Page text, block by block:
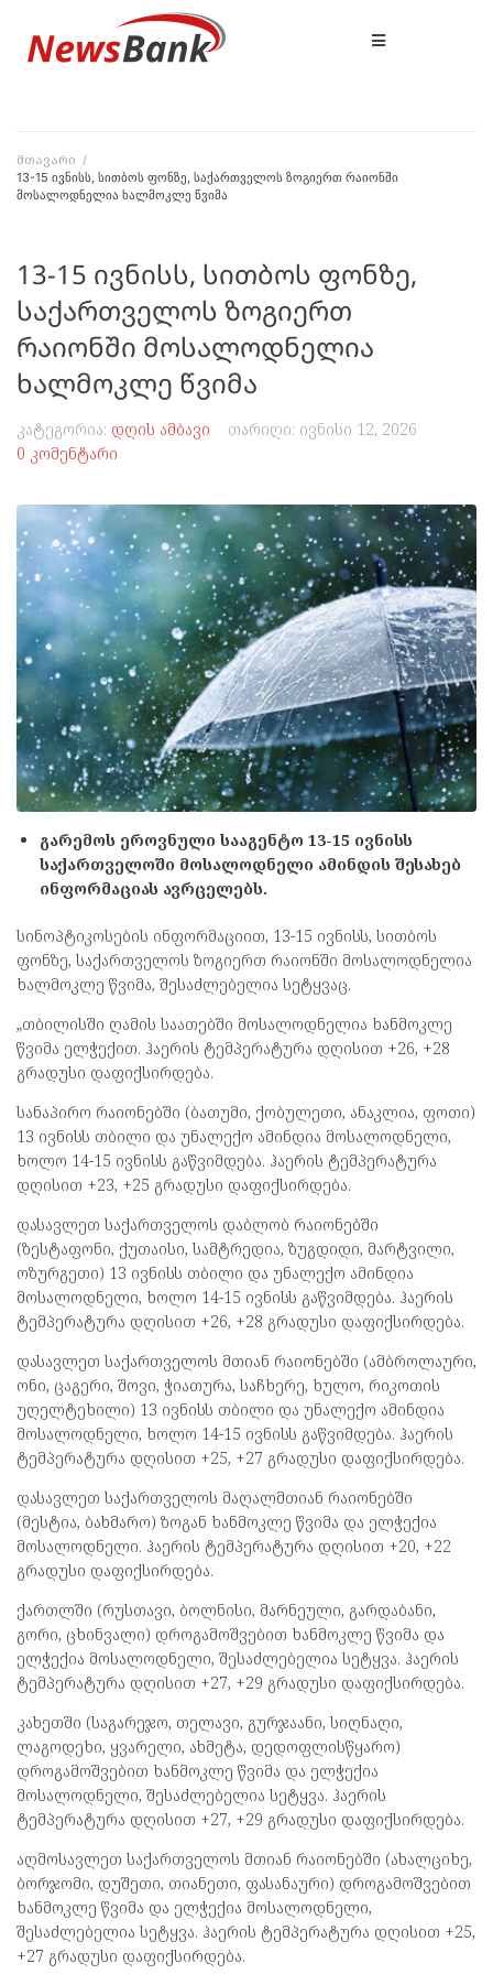
მთავარი /
13-15 ივნისს, სითბოს ფონზე, საქართველოს ზოგიერთ რაიონში
მოსალოდნელია ხალმოკლე წვიმა
13-15 ივნისს, სითბოს ფონზე,
საქართველოს ზოგიერთ
რაიონში მოსალოდნელია
ხალმოკლე წვიმა
კატეგორია: დღის ამბავი თარიღი: ივნისი 12, 2026
0 კომენტარი
გარემოს ეროვნული სააგენტო 13-15 ივნისს
საქართველოში მოსალოდნელი ამინდის შესახებ
ინფორმაციას ავრცელებს.
სინოპტიკოსების ინფორმაციით, 13-15 ივნისს, სითბოს
ფონზე, საქართველოს ზოგიერთ რაიონში მოსალოდნელია
ხალმოკლე წვიმა, შესაძლებელია სეტყვაც.
„თბილისში ღამის საათებში მოსალოდნელია ხანმოკლე
წვიმა ელჭექით. ჰაერის ტემპერატურა დღისით +26, +28
გრადუსი დაფიქსირდება.
სანაპირო რაიონებში (ბათუმი, ქობულეთი, ანაკლია, ფოთი)
13 ივნისს თბილი და უნალექო ამინდია მოსალოდნელი,
ხოლო 14-15 ივნისს გაწვიმდება. ჰაერის ტემპერატურა
დღისით +23, +25 გრადუსი დაფიქსირდება.
დასავლეთ საქართველოს დაბლობ რაიონებში
(ზესტაფონი, ქუთაისი, სამტრედია, ზუგდიდი, მარტვილი,
ოზურგეთი) 13 ივნისს თბილი და უნალექო ამინდია
მოსალოდნელი, ხოლო 14-15 ივნისს გაწვიმდება. ჰაერის
ტემპერატურა დღისით +26, +28 გრადუსი დაფიქსირდება.
დასავლეთ საქართველოს მთიან რაიონებში (ამბროლაური,
ონი, ცაგერი, შოვი, ჭიათურა, საჩხერე, ხულო, რიკოთის
უღელტეხილი) 13 ივნისს თბილი და უნალექო ამინდია
მოსალოდნელი, ხოლო 14-15 ივნისს გაწვიმდება. ჰაერის
ტემპერატურა დღისით +25, +27 გრადუსი დაფიქსირდება.
დასავლეთ საქართველოს მაღალმთიან რაიონებში
(მესტია, ბახმარო) ზოგან ხანმოკლე წვიმა და ელჭექია
მოსალოდნელი. ჰაერის ტემპერატურა დღისით +20, +22
გრადუსი დაფიქსირდება.
ქართლში (რუსთავი, ბოლნისი, მარნეული, გარდაბანი,
გორი, ცხინვალი) დროგამოშვებით ხანმოკლე წვიმა და
ელჭექია მოსალოდნელი, შესაძლებელია სეტყვა. ჰაერის
ტემპერატურა დღისით +27, +29 გრადუსი დაფიქსირდება.
კახეთში (საგარეჯო, თელავი, გურჯაანი, სიღნაღი,
ლაგოდეხი, ყვარელი, ახმეტა, დედოფლისწყარო)
დროგამოშვებით ხანმოკლე წვიმა და ელჭექია
მოსალოდნელი, შესაძლებელია სეტყვა. ჰაერის
ტემპერატურა დღისით +27, +29 გრადუსი დაფიქსირდება.
აღმოსავლეთ საქართველოს მთიან რაიონებში (ახალციხე,
ბორჯომი, დუშეთი, თიანეთი, ფასანაური) დროგამოშვებით
ხანმოკლე წვიმა და ელჭექია მოსალოდნელი,
შესაძლებელია სეტყვა. ჰაერის ტემპერატურა დღისით +25,
+27 გრადუსი დაფიქსირდება.